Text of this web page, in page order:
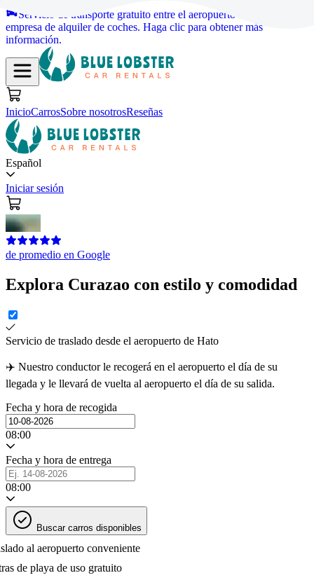
Servicio de transporte gratuito entre el aeropuerto de Hato y la
empresa de alquiler de coches. Haga clic para obtener más
información.
InicioCarrosSobre nosotrosReseñas
Español
Iniciar sesión
de promedio en Google
Explora Curazao con estilo y comodidad
Servicio de traslado desde el aeropuerto de Hato
✈️ Nuestro conductor le recogerá en el aeropuerto el día de su
llegada y le llevará de vuelta al aeropuerto el día de su salida.
Fecha y hora de recogida
08:00
Fecha y hora de entrega
08:00
Buscar carros disponibles
al aeropuerto conveniente
de playa de uso gratuito